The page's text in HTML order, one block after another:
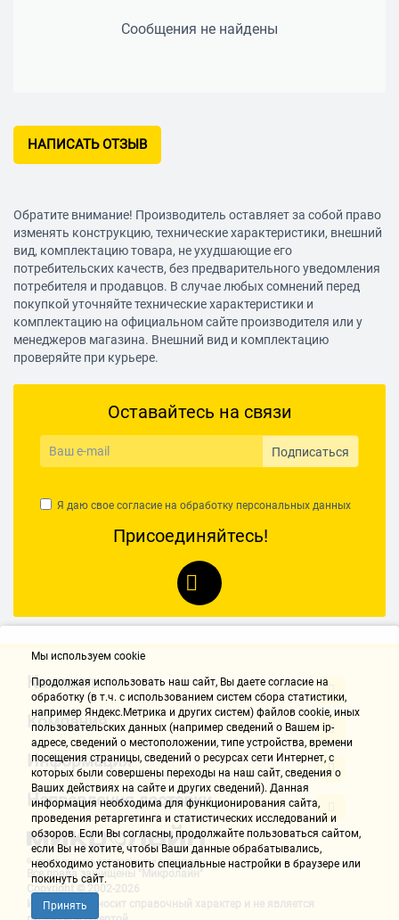
Сообщения не найдены
НАПИСАТЬ ОТЗЫВ
Обратите внимание! Производитель оставляет за собой право
изменять конструкцию, технические характеристики, внешний
вид, комплектацию товара, не ухудшающие его
потребительских качеств, без предварительного уведомления
потребителя и продавцов. В случае любых сомнений перед
покупкой уточняйте технические характеристики и
комплектацию на официальном сайте производителя или у
менеджеров магазина. Внешний вид и комплектацию
проверяйте при курьере.
Оставайтесь на связи
Подписаться
Я даю свое согласие на обработку персональных данных
Присоединяйтесь!
Контакты
Компания
Информация
Направления доставки
Все права защищены "Микролайн"
Copyright © 2002-2026
Информация носит справочный характер и не является
Мы используем cookie
Продолжая использовать наш cайт, Вы даете согласие на
обработку (в т.ч. с использованием систем сбора статистики,
например Яндекс.Метрика и других систем) файлов cookie, иных
пользовательских данных (например сведений о Вашем ip-
адресе, сведений о местоположении, типе устройства, времени
посещения страницы, сведений о ресурсах сети Интернет, с
которых были совершены переходы на наш сайт, сведения о
Ваших действиях на сайте и других сведений). Данная
информация необходима для функционирования сайта,
проведения ретаргетинга и статистических исследований и
обзоров. Если Вы согласны, продолжайте пользоваться сайтом,
если Вы не хотите, чтобы Ваши данные обрабатывались,
необходимо установить специальные настройки в браузере или
покинуть сайт.
Принять